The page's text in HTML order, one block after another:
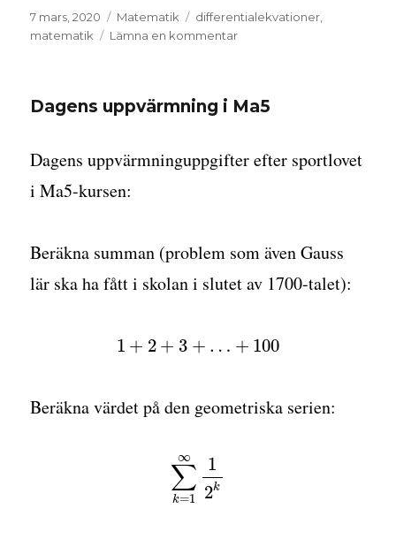
Publicerat
den
7 mars, 2020 Kategorier
Matematik Etiketter
differentialekvationer
matematik
Lämna en kommentartill
Dagens uppvärmning i Ma5
Dagens uppvärmninguppgifter efter sportlovet
i Ma5-kursen:
Beräkna summan (problem som även Gauss
lär ska ha fått i skolan i slutet av 1700-talet):
1 + 2 + 3 + … + 100
Beräkna värdet på den geometriska serien:
∑
k=1
∞
1
2k